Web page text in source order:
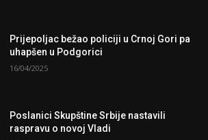
Prijepoljac bežao policiji u Crnoj Gori pa
uhapšen u Podgorici
16/04/2025
Poslanici Skupštine Srbije nastavili
raspravu o novoj Vladi